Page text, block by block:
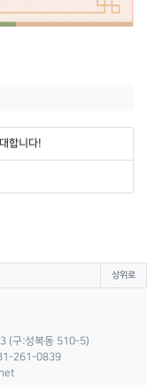
합니다!
상위로
(구:성복동 510-5)
261-0839